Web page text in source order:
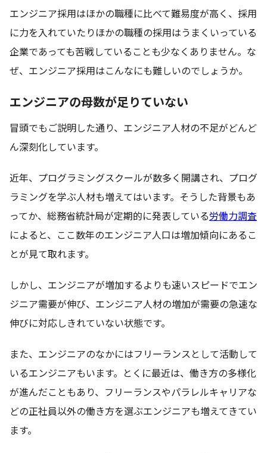
エンジニア採用はほかの職種に比べて難易度が高く、採用
に力を入れていたりほかの職種の採用はうまくいっている
企業であっても苦戦していることも少なくありません。な
ぜ、エンジニア採用はこんなにも難しいのでしょうか。
エンジニアの母数が足りていない
冒頭でもご説明した通り、エンジニア人材の不足がどんど
ん深刻化しています。
近年、プログラミングスクールが数多く開講され、プログ
ラミングを学ぶ人材も増えてはいます。そうした背景もあ
ってか、総務省統計局が定期的に発表している労働力調査
によると、ここ数年のエンジニア人口は増加傾向にあるこ
とが見て取れます。
しかし、エンジニアが増加するよりも速いスピードでエン
ジニア需要が伸び、エンジニア人材の増加が需要の急速な
伸びに対応しきれていない状態です。
また、エンジニアのなかにはフリーランスとして活動して
いるエンジニアもいます。とくに最近は、働き方の多様化
が進んだこともあり、フリーランスやパラレルキャリアな
どの正社員以外の働き方を選ぶエンジニアも増えてきてい
ます。